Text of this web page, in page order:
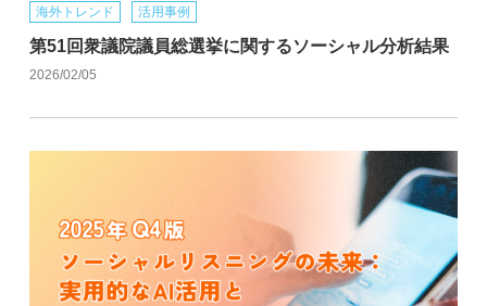
海外トレンド 活用事例
第51回衆議院議員総選挙に関するソーシャル分析結果
2026/02/05